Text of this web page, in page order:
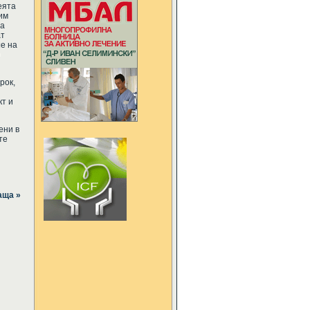
на
и
в
»